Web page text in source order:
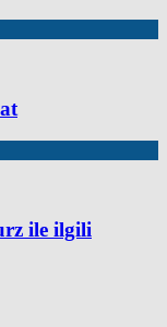
ile ilgili